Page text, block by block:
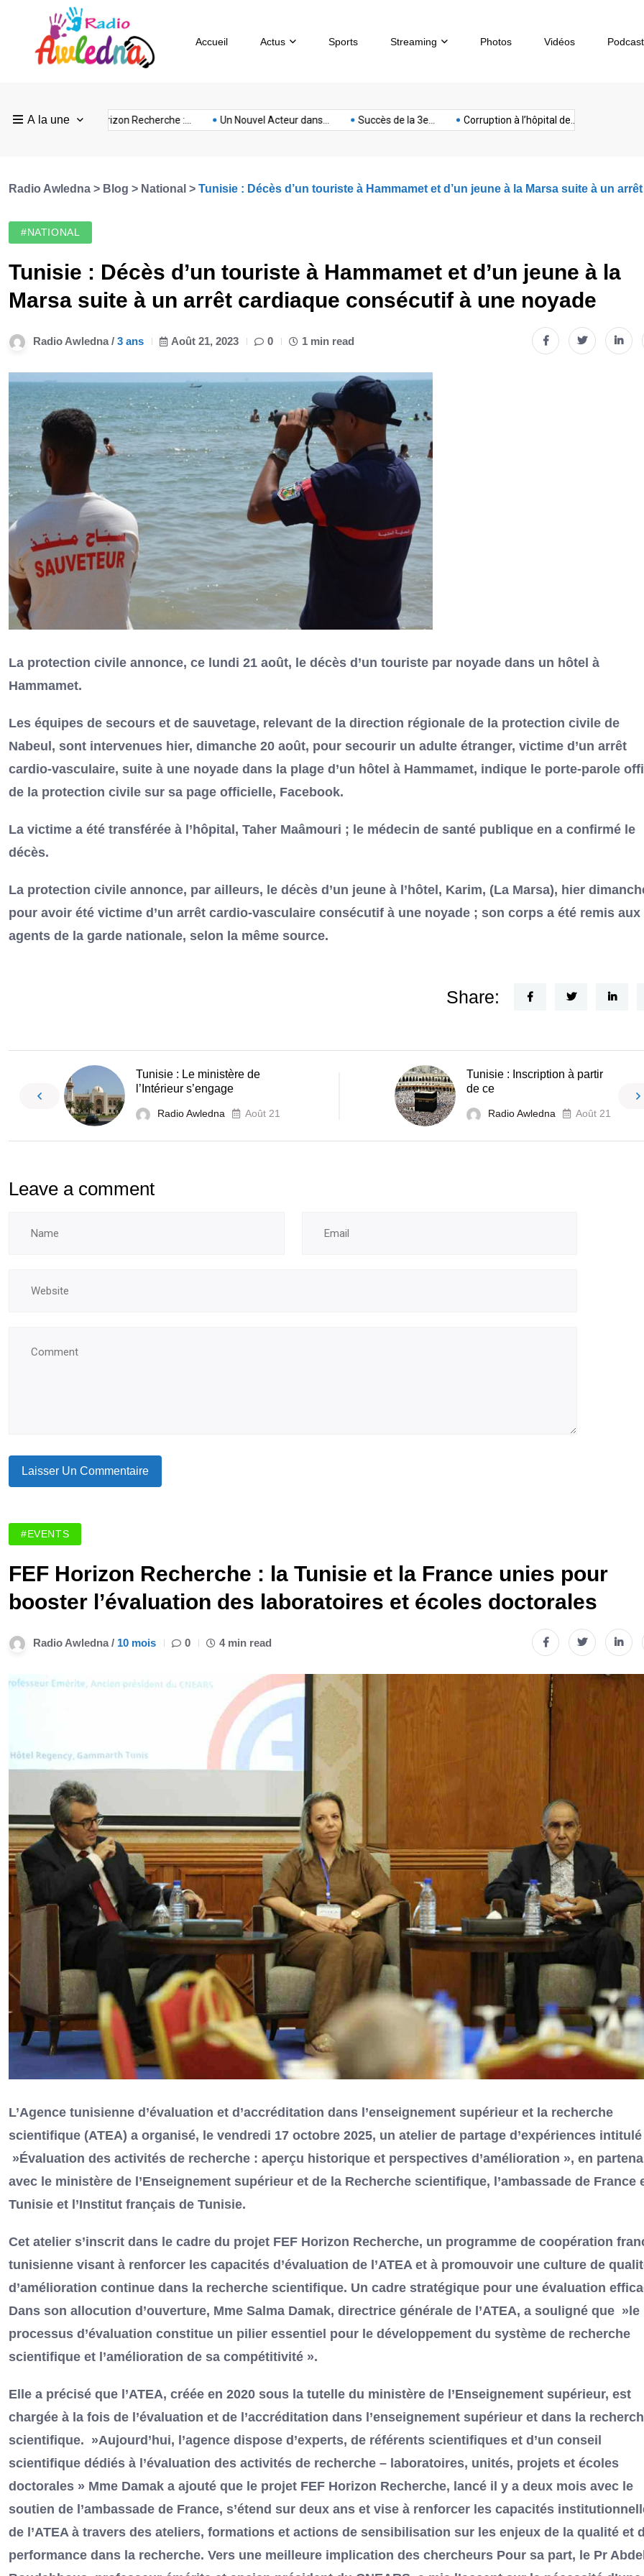
Accueil Actus Sports Streaming Photos Vidéos
A la une
:... FEF Horizon Recherche :... Un Nouvel Acteur dans... Succès de la 3e... Corruption à l’hôpital de...
nubia prison
Radio
Awledna
Realme
Sevilla
FC
Smartphone
sous-
marin
Spectacle Sport Tech terrorisme
Radio Awledna > Blog > National > Tunisie : Décès d’un touriste à Hammamet et d’un jeune à la Marsa suite à un
#NATIONAL
Tunisie : Décès d’un touriste à Hammamet et d’un jeune à la
Marsa suite à un arrêt cardiaque consécutif à une noyade
Radio Awledna / 3 ans Août 21, 2023 0 1 min read
La protection civile annonce, ce lundi 21 août, le décès d’un touriste par noyade dans un hôtel à
Hammamet.
Les équipes de secours et de sauvetage, relevant de la direction régionale de la protection civile de
Nabeul, sont intervenues hier, dimanche 20 août, pour secourir un adulte étranger, victime d’un arrêt
cardio-vasculaire, suite à une noyade dans la plage d’un hôtel à Hammamet, indique le porte-parole
de la protection civile sur sa page officielle, Facebook.
La victime a été transférée à l’hôpital, Taher Maâmouri ; le médecin de santé publique en a confirmé le
décès.
La protection civile annonce, par ailleurs, le décès d’un jeune à l’hôtel, Karim, (La Marsa), hier
pour avoir été victime d’un arrêt cardio-vasculaire consécutif à une noyade ; son corps a été remis aux
agents de la garde nationale, selon la même source.
Share:
Tunisie : Le ministère de
l’Intérieur s’engage
Radio Awledna Août 21
Tunisie : Inscription à partir
de ce
Radio Awledna Août 21
Leave a comment
#EVENTS
FEF Horizon Recherche : la Tunisie et la France unies pour
booster l’évaluation des laboratoires et écoles doctorales
Radio Awledna / 10 mois 0 4 min read
L’Agence tunisienne d’évaluation et d’accréditation dans l’enseignement supérieur et la recherche
scientifique (ATEA) a organisé, le vendredi 17 octobre 2025, un atelier de partage d’expériences intitulé
»Évaluation des activités de recherche : aperçu historique et perspectives d’amélioration », en
avec le ministère de l’Enseignement supérieur et de la Recherche scientifique, l’ambassade de France
Tunisie et l’Institut français de Tunisie.
Cet atelier s’inscrit dans le cadre du projet FEF Horizon Recherche, un programme de coopération
tunisienne visant à renforcer les capacités d’évaluation de l’ATEA et à promouvoir une culture de
d’amélioration continue dans la recherche scientifique. Un cadre stratégique pour une évaluation
Dans son allocution d’ouverture, Mme Salma Damak, directrice générale de l’ATEA, a souligné que »le
processus d’évaluation constitue un pilier essentiel pour le développement du système de recherche
scientifique et l’amélioration de sa compétitivité ».
Elle a précisé que l’ATEA, créée en 2020 sous la tutelle du ministère de l’Enseignement supérieur, est
chargée à la fois de l’évaluation et de l’accréditation dans l’enseignement supérieur et dans la
scientifique. »Aujourd’hui, l’agence dispose d’experts, de référents scientifiques et d’un conseil
scientifique dédiés à l’évaluation des activités de recherche – laboratoires, unités, projets et écoles
doctorales » Mme Damak a ajouté que le projet FEF Horizon Recherche, lancé il y a deux mois avec le
soutien de l’ambassade de France, s’étend sur deux ans et vise à renforcer les capacités
de l’ATEA à travers des ateliers, formations et actions de sensibilisation sur les enjeux de la qualité et
performance dans la recherche. Vers une meilleure implication des chercheurs Pour sa part, le Pr